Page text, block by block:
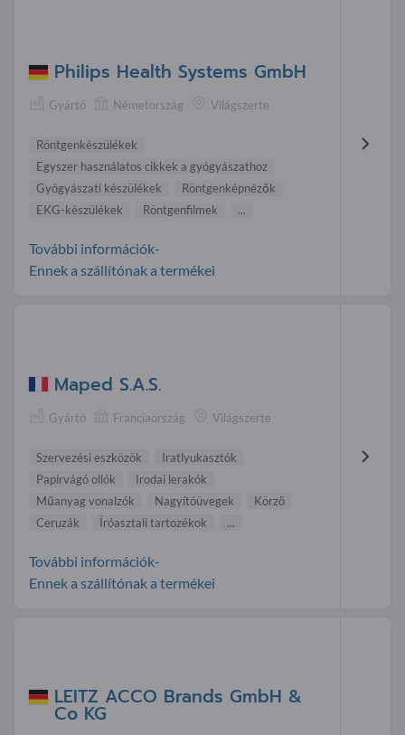
Philips Health Systems GmbH
Gyártó Németország Világszerte
Röntgenkészülékek
Egyszer használatos cikkek a gyógyászathoz
Gyógyászati készülékek
Röntgenkép nézők
EKG- készülékek
Röntgenfilmek ...
További információk-
Ennek a szállítónak a termékei
Maped S.A.S.
Gyártó Franciaország Világszerte
Szervezési eszközök
Iratlyukasztók
Papírvágó ollók
Irodai lerakók
Műanyag vonalzók
Nagyítóüvegek
Körzõ
Ceruzák
Íróasztali tartozékok ...
További információk-
Ennek a szállítónak a termékei
LEITZ ACCO Brands GmbH &
Co KG